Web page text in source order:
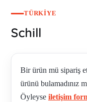
TÜRKIYE
Schill
Bir ürün mü sipariş
ürünü bulamadınız
Öyleyse iletişim